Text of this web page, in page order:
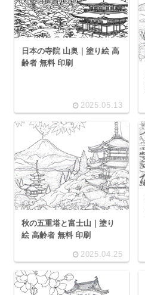
日本の寺院 山奥｜塗り絵 高
齢者 無料 印刷
2025.05.13
秋の五重塔と富士山｜塗り
絵 高齢者 無料 印刷
2025.04.25